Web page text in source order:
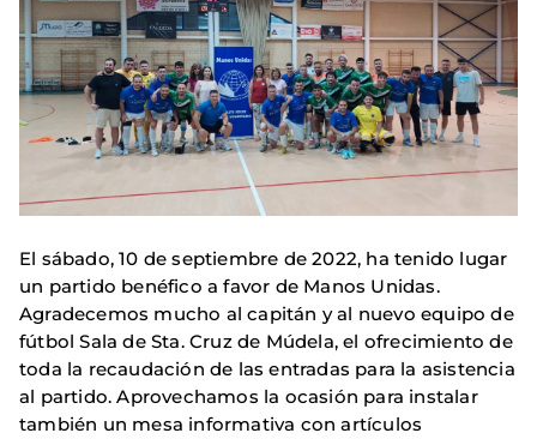
El sábado, 10 de septiembre de 2022, ha tenido lugar
un partido benéfico a favor de Manos Unidas.
Agradecemos mucho al capitán y al nuevo equipo de
fútbol Sala de Sta. Cruz de Múdela, el ofrecimiento de
toda la recaudación de las entradas para la asistencia
al partido. Aprovechamos la ocasión para instalar
también un mesa informativa con artículos